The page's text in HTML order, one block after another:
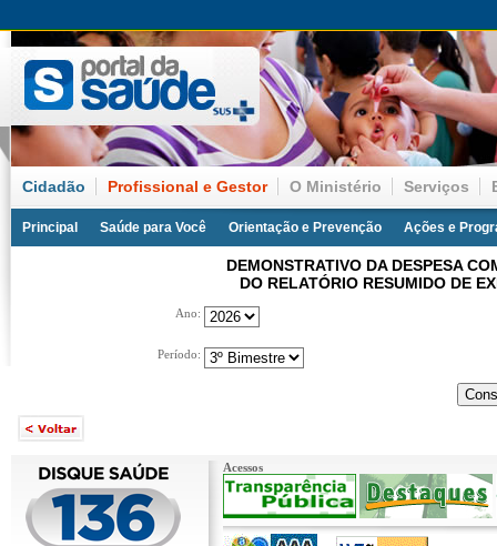
Cidadão
Principal Saúde para Você Orientação e Prevenção Ações e
Profissional e Gestor O Ministério Serviços
DEMONSTRATIVO DA DESPESA
DO RELATÓRIO RESUMIDO DE
Ano:
Período:
Acessos